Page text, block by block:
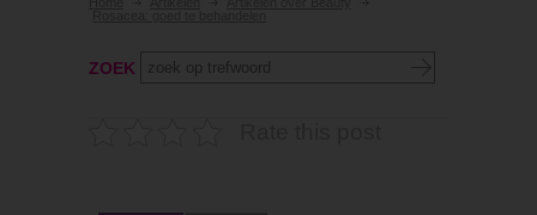
ZOEK